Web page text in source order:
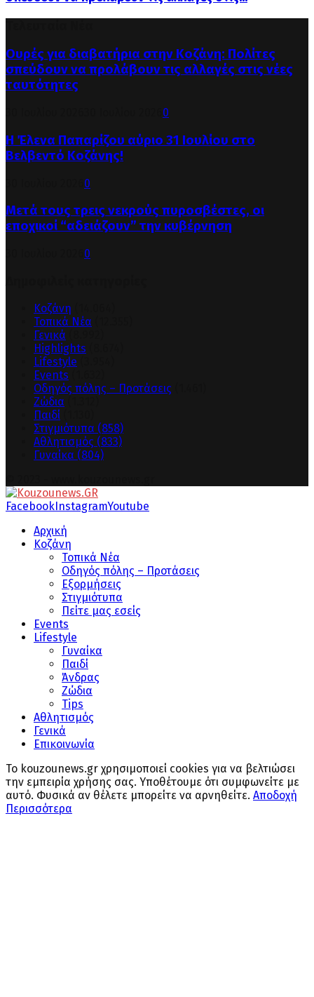
Ουρές για διαβατήρια στην Κοζάνη: Πολίτες
σπεύδουν να προλάβουν τις αλλαγές στις νέες
ταυτότητες
0
Η Έλενα Παπαρίζου αύριο 31 Ιουλίου στο
Βελβεντό Κοζάνης!
0
Μετά τους τρεις νεκρούς πυροσβέστες, οι
εποχικοί “αδειάζουν” την κυβέρνηση
0
Κοζάνη
Τοπικά Νέα
Γενικά
Highlights
Lifestyle
Events
Οδηγός πόλης – Προτάσεις
Ζώδια
Παιδί
Στιγμιότυπα (858)
Αθλητισμός (833)
Γυναίκα (804)
Facebook InstagramYoutube
Αρχική
Κοζάνη
Τοπικά Νέα
Οδηγός πόλης – Προτάσεις
Εξορμήσεις
Στιγμιότυπα
Πείτε μας εσείς
Events
Lifestyle
Γυναίκα
Παιδί
Άνδρας
Ζώδια
Tips
Αθλητισμός
Γενικά
Επικοινωνία
Το kouzounews.gr χρησιμοποιεί cookies για να βελτιώσει
την εμπειρία χρήσης σας. Υποθέτουμε ότι συμφωνείτε με
αυτό. Φυσικά αν θέλετε μπορείτε να αρνηθείτε. Αποδοχή
Περισσότερα